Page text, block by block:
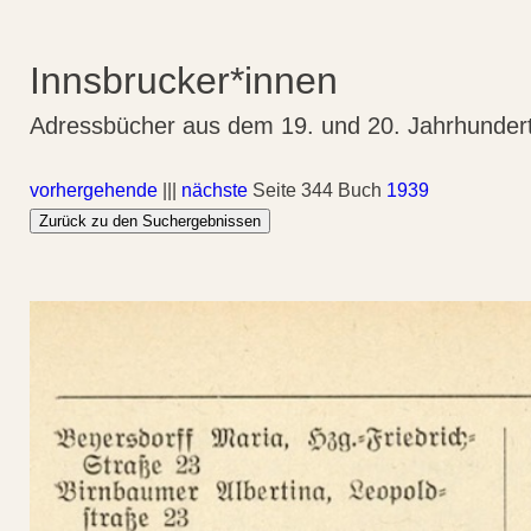
Innsbrucker*innen
Adressbücher aus dem 19. und 20.
vorhergehende nächste Seite 344 Buch 1939
Zurück zu den Suchergebnissen